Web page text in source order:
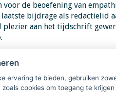
de beoefening van
bijdrage als redactielid
plezier aan het tijdschrift
ervaring te bieden, gebruiken
cookies om toegang te